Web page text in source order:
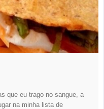
que eu trago no sangue, a
na minha lista de